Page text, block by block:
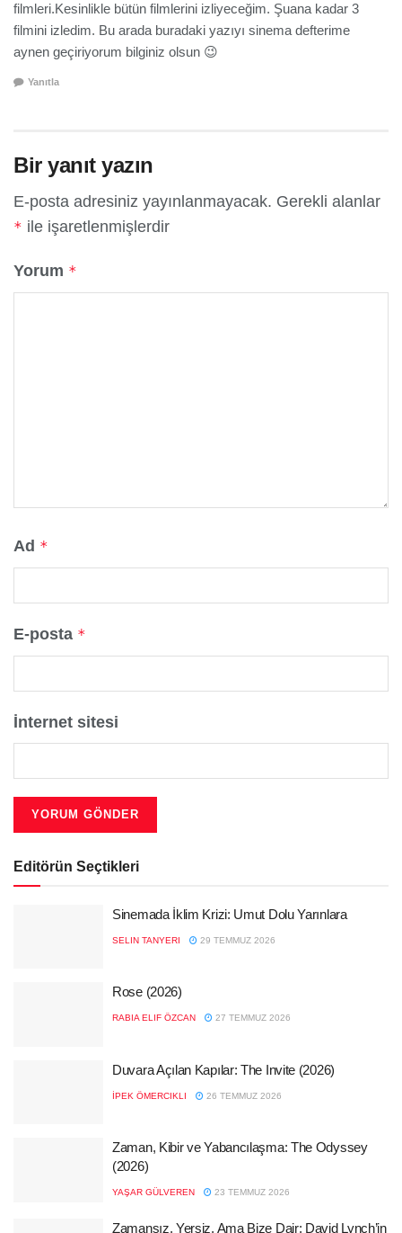
filmleri.Kesinlikle bütün filmlerini izliyeceğim. Şuana kadar 3
filmini izledim. Bu arada buradaki yazıyı sinema defterime
aynen geçiriyorum bilginiz olsun 😉
Yanıtla
Bir yanıt yazın
E-posta adresiniz yayınlanmayacak. Gerekli alanlar
* ile işaretlenmişlerdir
Yorum *
Ad *
E-posta *
İnternet sitesi
Editörün Seçtikleri
Sinemada İklim Krizi: Umut Dolu Yarınlara
SELIN TANYERI 29 TEMMUZ 2026
Rose (2026)
RABIA ELIF ÖZCAN 27 TEMMUZ 2026
Duvara Açılan Kapılar: The Invite (2026)
İPEK ÖMERCIKLI 26 TEMMUZ 2026
Zaman, Kibir ve Yabancılaşma: The Odyssey
(2026)
YAŞAR GÜLVEREN 23 TEMMUZ 2026
Zamansız, Yersiz, Ama Bize Dair: David Lynch’in